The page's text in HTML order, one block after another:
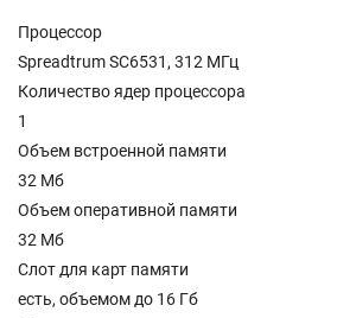
Процессор
Spreadtrum SC6531, 312 МГц
Количество ядер процессора
1
Объем встроенной памяти
32 Мб
Объем оперативной памяти
32 Мб
Слот для карт памяти
есть, объемом до 16 Гб